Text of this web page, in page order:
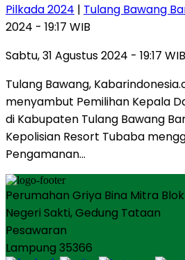
Pilkada 2024 | Tulang Bawang
2024 - 19:17 WIB
Sabtu, 31 Agustus 2024 - 19:17 WIB
Tulang Bawang,
menyambut Pemilihan Kepala
di Kabupaten Tulang Bawang
Kepolisian Resort Tubaba
Pengamanan…
Perumahan Griya Bina Mitra Blok
Negeri Sakti, Gedung Tataan
Pesawaran
Lampung 35366